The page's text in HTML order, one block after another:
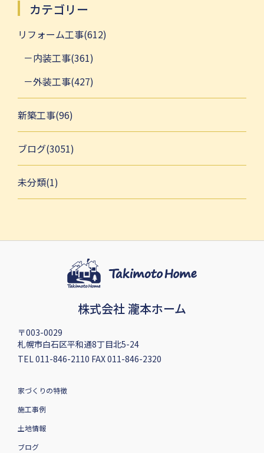
カテゴリー
リフォーム工事(612)
内装工事(361)
外装工事(427)
新築工事(96)
ブログ(3051)
未分類(1)
株式会社 瀧本ホーム
〒003-0029
札幌市白石区平和通8丁目北5-24
TEL 011-846-2110 FAX 011-846-2320
家づくりの特徴
施工事例
土地情報
ブログ